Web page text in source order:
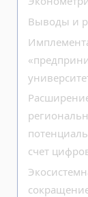
Выводы и
счет